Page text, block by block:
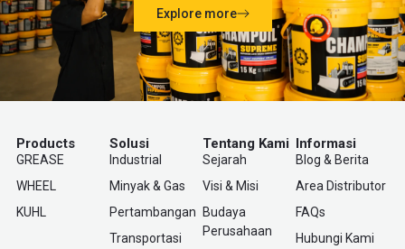
Explore more
Products
GREASE
WHEEL
KUHL
Solusi
Industrial
Minyak & Gas
Pertambangan
Transportasi
Tentang Kami
Sejarah
Visi & Misi
Budaya
Perusahaan
Informasi
Blog & Berita
Area Distributor
FAQs
Hubungi Kami